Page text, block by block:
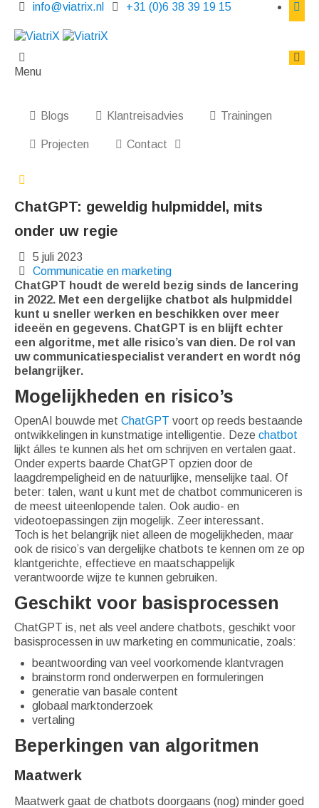
info@viatrix.nl +31 (0)6 38 39 19 15
Menu
Blogs Klantreisadvies Trainingen
Projecten Contact
ChatGPT: geweldig hulpmiddel, mits
onder uw regie
5 juli 2023
Communicatie en marketing
ChatGPT houdt de wereld bezig sinds de lancering
in 2022. Met een dergelijke chatbot als hulpmiddel
kunt u sneller werken en beschikken over meer
ideeën en gegevens. ChatGPT is en blijft echter
een algoritme, met alle risico’s van dien. De rol van
uw communicatiespecialist verandert en wordt nóg
belangrijker.
Mogelijkheden en risico’s
OpenAI bouwde met ChatGPT voort op reeds bestaande
ontwikkelingen in kunstmatige intelligentie. Deze chatbot
lijkt álles te kunnen als het om schrijven en vertalen gaat.
Onder experts baarde ChatGPT opzien door de
laagdrempeligheid en de natuurlijke, menselijke taal. Of
beter: talen, want u kunt met de chatbot communiceren is
de meest uiteenlopende talen. Ook audio- en
videotoepassingen zijn mogelijk. Zeer interessant.
Toch is het belangrijk niet alleen de mogelijkheden, maar
ook de risico’s van dergelijke chatbots te kennen om ze op
klantgerichte, effectieve en maatschappelijk
verantwoorde wijze te kunnen gebruiken.
Geschikt voor basisprocessen
ChatGPT is, net als veel andere chatbots, geschikt voor
basisprocessen in uw marketing en communicatie, zoals:
beantwoording van veel voorkomende klantvragen
brainstorm rond onderwerpen en formuleringen
generatie van basale content
globaal marktonderzoek
vertaling
Beperkingen van algoritmen
Maatwerk
Maatwerk gaat de chatbots doorgaans (nog) minder goed